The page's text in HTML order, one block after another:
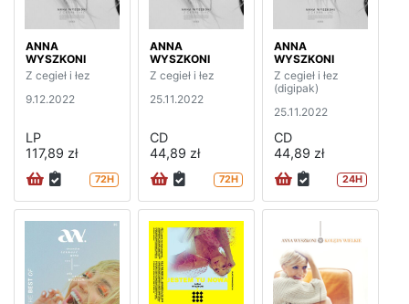
ANNA
WYSZKONI
Z cegieł i łez
9.12.2022
LP
117,89 zł
72H
ANNA
WYSZKONI
Z cegieł i łez
25.11.2022
CD
44,89 zł
72H
ANNA
WYSZKONI
Z cegieł i łez
(digipak)
25.11.2022
CD
44,89 zł
24H